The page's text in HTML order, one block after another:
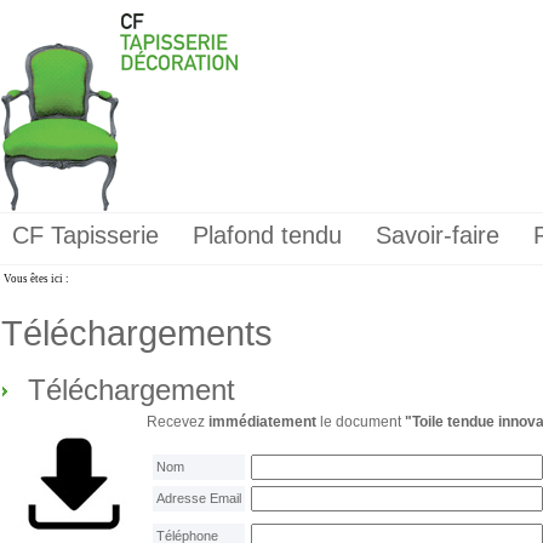
CF Tapisserie Plafond tendu Savoir-faire
Vous êtes ici :
Téléchargements
Téléchargement
Recevez immédiatement le document "Toile tendue
Nom
Adresse Email
Téléphone